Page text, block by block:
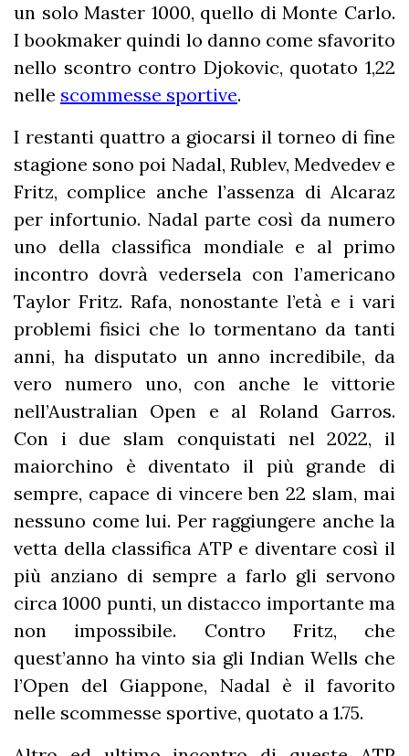
un solo Master 1000, quello di Monte Carlo.
I bookmaker quindi lo danno come sfavorito
nello scontro contro Djokovic, quotato 1,22
nelle scommesse sportive.
I restanti quattro a giocarsi il torneo di fine
stagione sono poi Nadal, Rublev, Medvedev e
Fritz, complice anche l’assenza di Alcaraz
per infortunio. Nadal parte così da numero
uno della classifica mondiale e al primo
incontro dovrà vedersela con l’americano
Taylor Fritz. Rafa, nonostante l’età e i vari
problemi fisici che lo tormentano da tanti
anni, ha disputato un anno incredibile, da
vero numero uno, con anche le vittorie
nell’Australian Open e al Roland Garros.
Con i due slam conquistati nel 2022, il
maiorchino è diventato il più grande di
sempre, capace di vincere ben 22 slam, mai
nessuno come lui. Per raggiungere anche la
vetta della classifica ATP e diventare così il
più anziano di sempre a farlo gli servono
circa 1000 punti, un distacco importante ma
non impossibile. Contro Fritz, che
quest’anno ha vinto sia gli Indian Wells che
l’Open del Giappone, Nadal è il favorito
nelle scommesse sportive, quotato a 1.75.